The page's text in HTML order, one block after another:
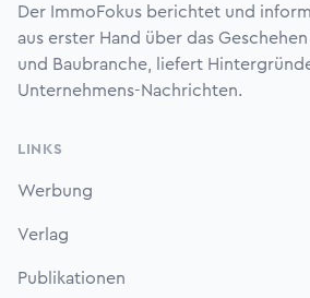
Der ImmoFokus berichtet und
aus erster Hand über das
und Baubranche, liefert
Unternehmens-Nachrichten.
LINKS
Werbung
Verlag
Publikationen